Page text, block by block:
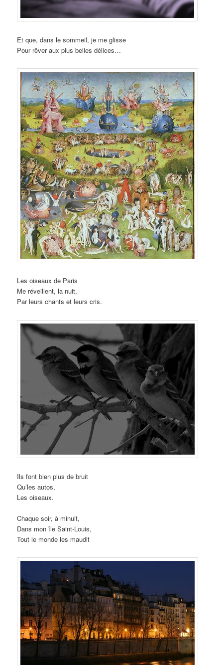
Et que, dans le sommeil, je me glisse
Pour rêver aux plus belles délices…
Les oiseaux de Paris
Me réveillent, la nuit,
Par leurs chants et leurs cris.
Ils font bien plus de bruit
Qu’les autos,
Les oiseaux.
Chaque soir, à minuit,
Dans mon île Saint-Louis,
Tout le monde les maudit